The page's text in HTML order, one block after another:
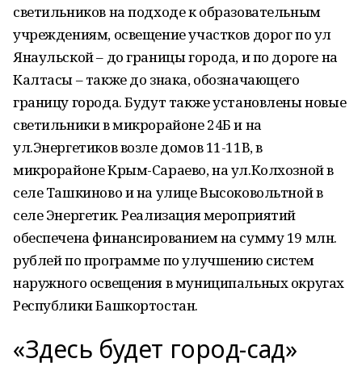
светильников на подходе к образовательным
учреждениям, освещение участков дорог по ул
Янаульской – до границы города, и по дороге на
Калтасы – также до знака, обозначающего
границу города. Будут также установлены новые
светильники в микрорайоне 24Б и на
ул.Энергетиков возле домов 11-11В, в
микрорайоне Крым-Сараево, на ул.Колхозной в
селе Ташкиново и на улице Высоковольтной в
селе Энергетик. Реализация мероприятий
обеспечена финансированием на сумму 19 млн.
рублей по программе по улучшению систем
наружного освещения в муниципальных округах
Республики Башкортостан.
«Здесь будет город-сад»